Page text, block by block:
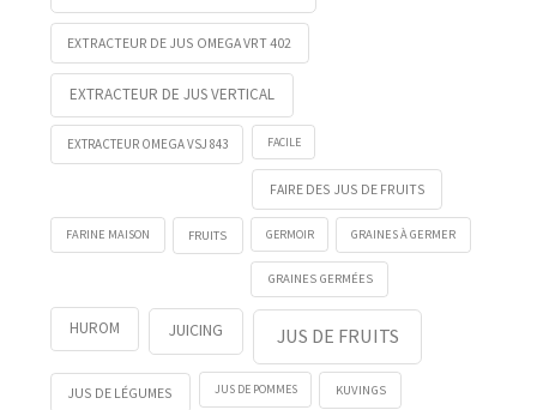
EXTRACTEUR DE JUS OMEGA VRT 402
EXTRACTEUR DE JUS VERTICAL
EXTRACTEUR OMEGA VSJ 843 FACILE
FAIRE DES JUS DE FRUITS
FARINE MAISON FRUITS GERMOIR GRAINES À GERMER
GRAINES GERMÉES
HUROM JUICING JUS DE FRUITS
JUS DE LÉGUMES JUS DE POMMES KUVINGS